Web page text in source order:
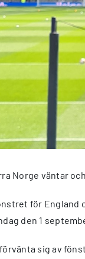
Norge väntar
för England
den 1
sig av